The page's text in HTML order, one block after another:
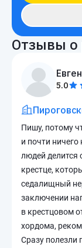
Отзывы о
5.0
Пишу, потому
и почти
людей делится
крестце,
седалищный
заключении
в крестцовом
хордома,
Сразу полезли